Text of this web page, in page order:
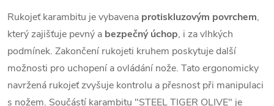
Rukojeť karambitu je vybavena protiskluzovým povrchem,
který zajišťuje pevný a bezpečný úchop, i za vlhkých
podmínek. Zakončení rukojeti kruhem poskytuje další
možnosti pro uchopení a ovládání nože. Tato ergonomicky
navržená rukojeť zvyšuje kontrolu a přesnost při manipulaci
s nožem. Součástí karambitu "STEEL TIGER OLIVE" je